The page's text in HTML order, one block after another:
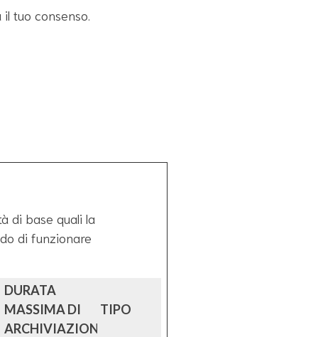
tuo consenso.
di base quali la
di funzionare
DURATA
MASSIMA DI
ARCHIVIAZIONE
TIPO